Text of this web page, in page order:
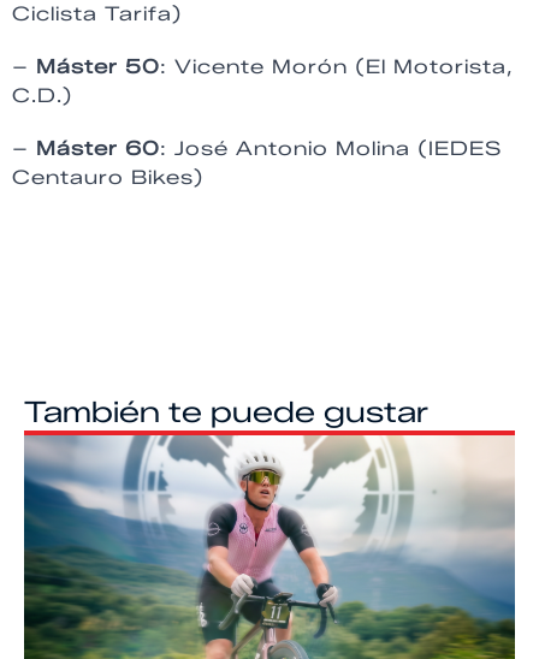
Ciclista Tarifa)
– Máster 50: Vicente Morón (El Motorista,
C.D.)
– Máster 60: José Antonio Molina (IEDES
Centauro Bikes)
También te puede gustar